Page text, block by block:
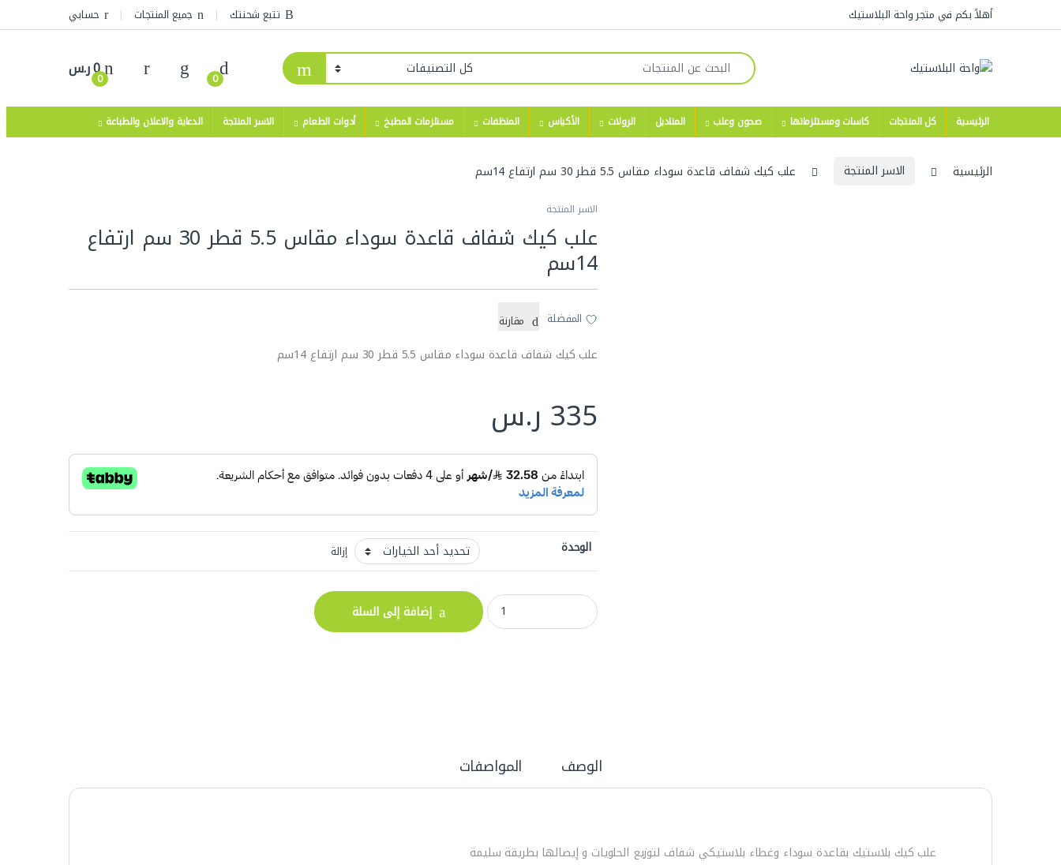
Skip to navigation
Skip to contentأهلاً بكم في متجر واحة البلاستيك تتبع شحنتك جميع المنتجات حسابي
Search for:
0
0
0ر.س
الرئيسية كل المنتجات كاسات ومستلزماتها صحون وعلب المناديل الرولات الأكياس المنظفات مستلزمات المطبخ أدوات الطعام الاسر المنتجة الدعاية والاعلان والطباعة
الرئيسية الاسر المنتجة علب كيك شفاف قاعدة سوداء مقاس 5.5 قطر 30 سم ارتفاع 14سم
الاسر المنتجة
علب كيك شفاف قاعدة سوداء مقاس 5.5 قطر 30 سم ارتفاع
14سم
المفضلة مقارنة
علب كيك شفاف قاعدة سوداء مقاس 5.5 قطر 30 سم ارتفاع 14سم
335 ر.س
الوحدة إزالة
علب كيك شفاف قاعدة سوداء مقاس 5.5 قطر 30 سم ارتفاع 14سم quantity
إضافة إلى السلة
الوصف المواصفات
علب كيك بلاستيك بقاعدة سوداء وغطاء بلاستيكي شفاف لتوزيع الحلويات و إيصالها بطريقة سليمة